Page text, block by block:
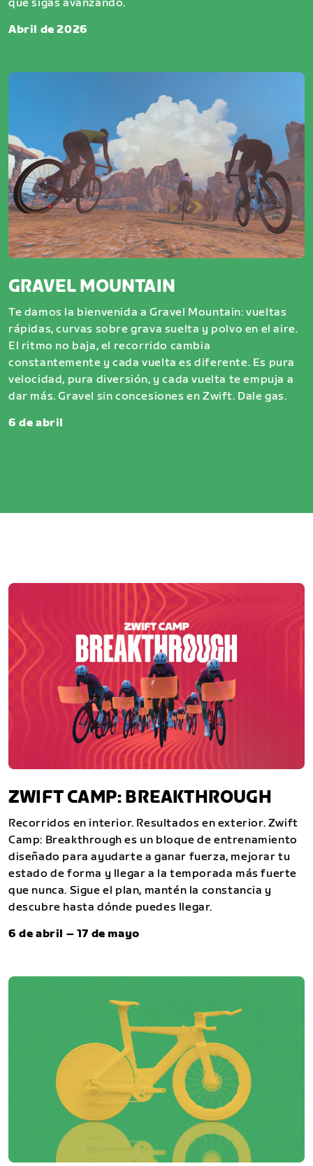
que sigas avanzando.
Abril de 2026
GRAVEL MOUNTAIN
Te damos la bienvenida a Gravel Mountain: vueltas
rápidas, curvas sobre grava suelta y polvo en el aire.
El ritmo no baja, el recorrido cambia
constantemente y cada vuelta es diferente. Es pura
velocidad, pura diversión, y cada vuelta te empuja a
dar más. Gravel sin concesiones en Zwift. Dale gas.
6 de abril
ZWIFT CAMP: BREAKTHROUGH
Recorridos en interior. Resultados en exterior. Zwift
Camp: Breakthrough es un bloque de entrenamiento
diseñado para ayudarte a ganar fuerza, mejorar tu
estado de forma y llegar a la temporada más fuerte
que nunca. Sigue el plan, mantén la constancia y
descubre hasta dónde puedes llegar.
6 de abril – 17 de mayo